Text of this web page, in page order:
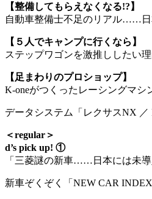
【整備してもらえなくなる!?】
自動車整備士不足のリアル……
【５人でキャンプに行くなら】
ステップワゴンを激推ししたい
【足まわりのプロショップ】
K-oneがつくったレーシングマシ
データシステム「レクサスNX ／
＜regular＞
d’s pick up! ①
「三菱謎の新車……日本には未導
新車ぞくぞく「NEW CAR INDEX